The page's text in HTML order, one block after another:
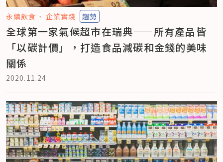
永續飲食 企業實踐 趨勢
全球第一家氣候超市在瑞典——所有產品皆
「以碳計價」，打造食品減碳和金錢的美味
關係
2020.11.24